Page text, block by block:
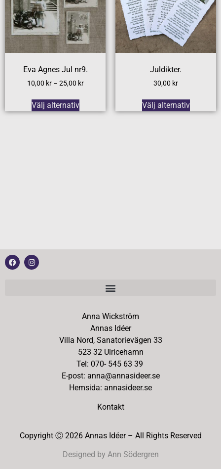
Eva Agnes Jul nr9.
10,00 kr – 25,00 kr
Välj alternativ
Juldikter.
30,00 kr
Välj alternativ
Anna Wickström
Annas Idéer
Villa Nord, Sanatorievägen 33
523 32 Ulricehamn
Tel: 070- 545 63 39
E-post: anna@annasideer.se
Hemsida: annasideer.se
Kontakt
Copyright Ⓒ 2026 Annas Idéer – All Rights Reserved
Designed by Ann Södergren